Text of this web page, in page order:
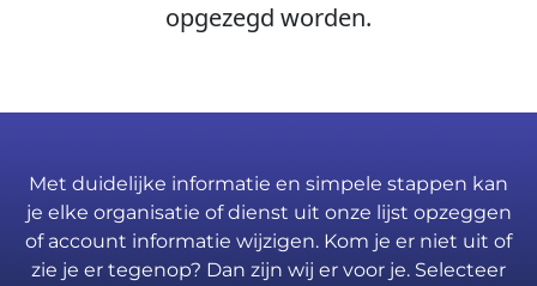
opgezegd worden.
Met duidelijke informatie en simpele stappen kan
je elke organisatie of dienst uit onze lijst opzeggen
of account informatie wijzigen. Kom je er niet uit of
zie je er tegenop? Dan zijn wij er voor je. Selecteer